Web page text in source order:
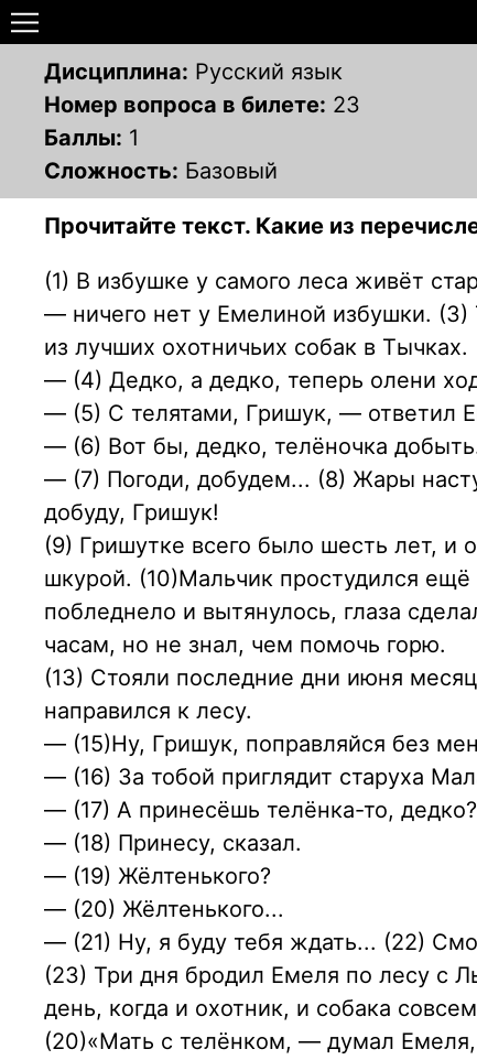
Дисциплина: Русский язык
Номер вопроса в билете: 23
Баллы: 1
Сложность: Базовый
Прочитайте текст. Какие из
(1) В избушке у самого леса живёт
— ничего нет у Емелиной избушки.
из лучших охотничьих собак в Тычках.
— (4) Дедко, а дедко, теперь олени
— (5) С телятами, Гришук, — ответил
— (6) Вот бы, дедко, телёночка
— (7) Погоди, добудем... (8) Жары
добуду, Гришук!
(9) Гришутке всего было шесть лет, и
шкурой. (10)Мальчик простудился ещё
побледнело и вытянулось, глаза
часам, но не знал, чем помочь горю.
(13) Стояли последние дни июня
направился к лесу.
— (15)Ну, Гришук, поправляйся без
— (16) 3а тобой приглядит старуха
— (17) А принесёшь телёнка-то,
— (18) Принесу, сказал.
— (19) Жёлтенького?
— (20) Жёлтенького...
— (21) Ну, я буду тебя ждать... (22)
(23) Три дня бродил Емеля по лесу с
день, когда и охотник, и собака
(20)«Мать с телёнком, — думал